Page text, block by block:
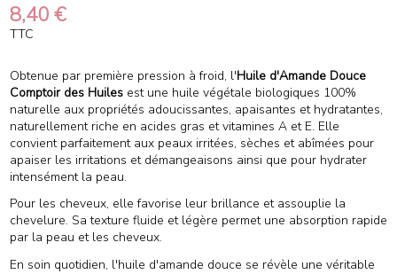
(1 avis)
8,40 €
TTC
Obtenue par première pression à froid, l'Huile d'Amande Douce
Comptoir des Huilesest une huile végétale biologiques 100%
naturelle aux propriétés adoucissantes, apaisantes et hydratantes,
naturellement riche en acides gras et vitamines A et E. Elle
convient parfaitement aux peaux irritées, sèches et abîmées pour
apaiser les irritations et démangeaisons ainsi que pour hydrater
intensément la peau.
Pour les cheveux, elle favorise leur brillance et assouplie la
chevelure. Sa texture fluide et légère permet une absorption rapide
par la peau et les cheveux.
En soin quotidien, l'huile d'amande douce se révèle une véritable